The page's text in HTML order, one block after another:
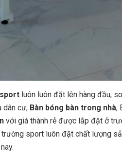
luôn luôn đặt lên hàng đầu,
dân cư, Bàn bóng bàn trong nhà,
với giá thành rẻ được lắp đặt ở
trường sport luôn đặt chất lượng